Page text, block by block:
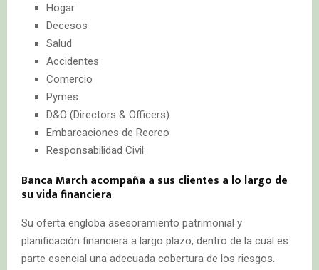
Hogar
Decesos
Salud
Accidentes
Comercio
Pymes
D&O (Directors & Officers)
Embarcaciones de Recreo
Responsabilidad Civil
Banca March acompaña a sus clientes a lo largo de
su vida financiera
Su oferta engloba asesoramiento patrimonial y
planificación financiera a largo plazo, dentro de la cual es
parte esencial una adecuada cobertura de los riesgos.